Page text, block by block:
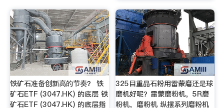
铁矿石准备创新高的节奏？ 铁
矿石ETF (3047.HK) 的底层 铁
矿石ETF (3047.HK) 的底层指
325目重晶石粉用雷蒙磨还是球
磨机好呢？雷蒙磨粉机，5R磨
粉机，磨粉机 纵摆系列磨粉机